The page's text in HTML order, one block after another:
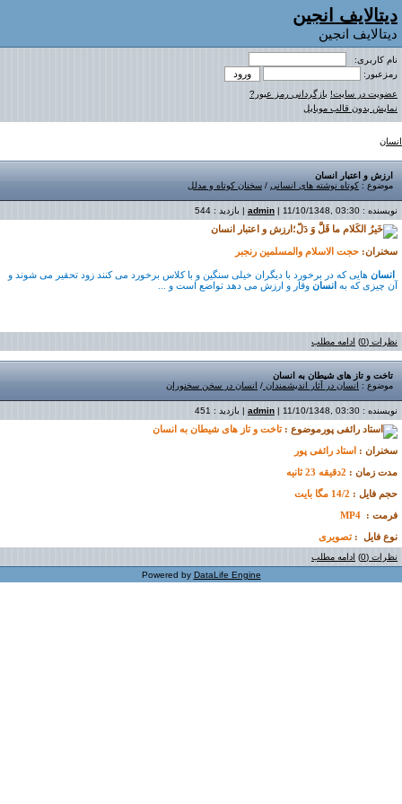
دیتالایف انجین
دیتالایف انجین
نام کاربری:
رمزعبور:
عضویت در سایت! بازگردانی رمز عبور?
نمایش بدون قالب موبایل
انسان
ارزش و اعتبار انسان
موضوع : کوتاه نوشته های انسانی / سخنان کوتاه و مدلل
نویسنده : admin | 11/10/1348, 03:30 | بازدید : 544
ارزش و اعتبار انسان
سخنران: حجت الاسلام والمسلمین رنجبر
انسان هایی که در برخورد با دیگران خیلی سنگین و با کلاس برخورد می کنند زود تحقیر می شوند و
آن چیزی که به انسان وقار و ارزش می دهد تواضع است و ...
نظرات (0) ادامه مطلب
تاخت و تاز های شیطان به انسان
موضوع : انسان در آثار اندیشمندان / انسان در سخن سخنوران
نویسنده : admin | 11/10/1348, 03:30 | بازدید : 451
موضوع :تاخت و تاز های شیطان به انسان
سخنران : استاد رائفی پور
مدت زمان :
2دقیقه 23 ثانیه
حجم فایل : 14/2 مگا بایت
فرمت : MP4
نوع فایل :تصویری
نظرات (0)
ادامه مطلب
Powered by DataLife Engine